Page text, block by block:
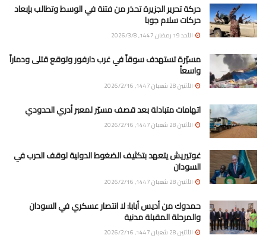
حركة تحرير الجزيرة تحذر من فتنة في الوسط وتطالب بإبعاد
حركات سلام جوبا
الأحد 19 رمضان 1447, 2026/3/8
مسيّرة تستهدف سوقاً في غرب دارفور وتوقع قتلى ودماراً
واسعاً
الأثنين 28 شعبان 1447, 2026/2/16
اتهامات متبادلة بعد قصف مسيّر لمعبر أدري الحدودي
الأثنين 28 شعبان 1447, 2026/2/16
غوتيريش يتعهد بتكثيف الضغوط الدولية لوقف الحرب في
السودان
الأثنين 28 شعبان 1447, 2026/2/16
حمدوك من أديس أبابا: لا انتصار عسكري في السودان
والمرحلة المقبلة مدنية
الأثنين 28 شعبان 1447, 2026/2/16